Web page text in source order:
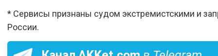
* Сервисы признаны судом экстремистскими и
России.